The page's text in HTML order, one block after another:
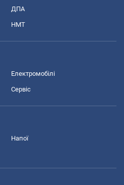
ДПА
НМТ
Електромобілі
Сервіс
Напої